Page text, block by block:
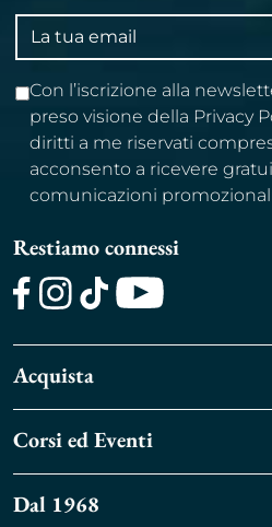
Indirizzo
email
Con l’iscrizione alla
preso visione della Privacy
diritti a me riservati
acconsento a ricevere
comunicazioni
Restiamo connessi
Acquista
Corsi ed Eventi
Dal 1968